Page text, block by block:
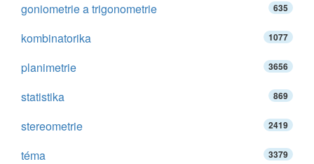
goniometrie a trigonometrie 635
kombinatorika 1077
planimetrie 3656
statistika 869
stereometrie 2419
téma 3379